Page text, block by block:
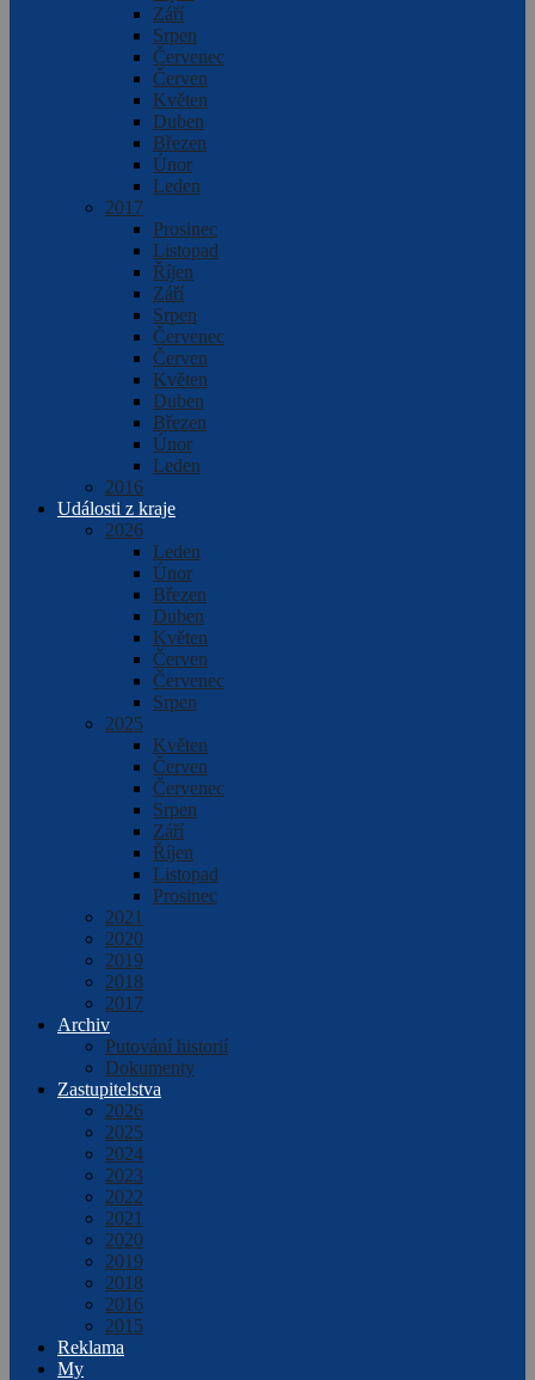
Září
Srpen
Červenec
Červen
Květen
Duben
Březen
Únor
Leden
2017
Prosinec
Listopad
Říjen
Září
Srpen
Červenec
Červen
Květen
Duben
Březen
Únor
Leden
2016
Události z kraje
2026
Leden
Únor
Březen
Duben
Květen
Červen
Červenec
Srpen
2025
Květen
Červen
Červenec
Srpen
Září
Říjen
Listopad
Prosinec
2021
2020
2019
2018
2017
Archiv
Putování historií
Dokumenty
Zastupitelstva
2026
2025
2024
2023
2022
2021
2020
2019
2018
2016
2015
Reklama
My